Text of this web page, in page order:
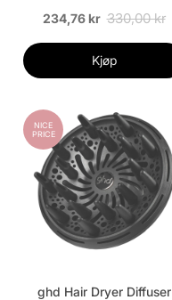
234,76 kr 330,00 kr
Kjøp
NICE
PRICE
ghd Hair Dryer Diffuser